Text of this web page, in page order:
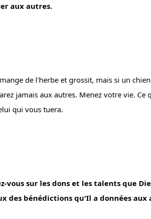
aux autres.
de l'herbe et grossit, mais si un
jamais aux autres. Menez votre vie.
qui vous tuera.
vous sur les dons et les talents que
des bénédictions qu'Il a données aux